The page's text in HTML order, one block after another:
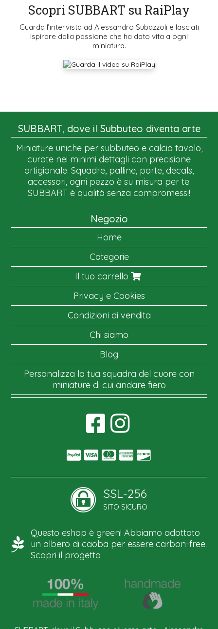
Scopri SUBBART su RaiPlay
Guarda l’intervista ad Alessandro Subazzoli e lasciati
ispirare dalla passione che ha dato vita a ogni
miniatura.
SUBBART, dove il Subbuteo diventa arte
Miniature uniche per subbuteo e calcio tavolo,
curate nei minimi dettagli con precisione
artigianale. Squadre, palline, porte, decals,
accessori, ogni pezzo è su misura per te.
SUBBART è qualità senza compromessi!
Negozio
Home
Categorie
Il tuo carrello
Privacy e Cookies
Condizioni di vendita
Chi siamo
Blog
Personalizza la tua squadra del cuore con
miniature di cui andare fiero
SSL-256
SITO SICURO
Questo eshop è green! Abbiamo adottato
un albero di caoba per essere carbon-free.
Scopri il progetto